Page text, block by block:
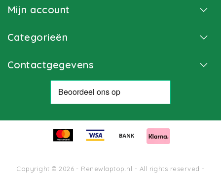
Mijn account
Categorieën
Contactgegevens
Copyright © 2026 - Renewlaptop.nl - All rights reserved -